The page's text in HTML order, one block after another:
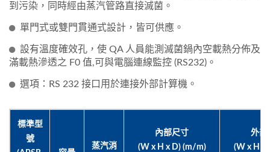
到污染，同時經由蒸汽管路直接滅菌。
單門式或雙門貫通式設計，皆可供應。
設有溫度確效孔，使 QA 人員能測滅菌鍋內空載熱分佈及
滿載熱滲透之 F0 值,可與電腦連線監控 (RS232)。
選項：RS 232 接口用於連接外部計算機。
標準型
號
蒸汽消
內部尺寸
(W x H x D) (m/m)
外部
(W x H x